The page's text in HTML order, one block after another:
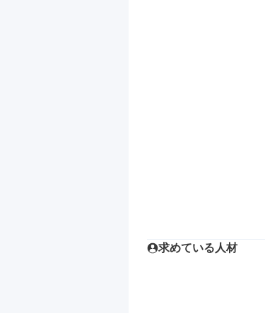
求めている人材